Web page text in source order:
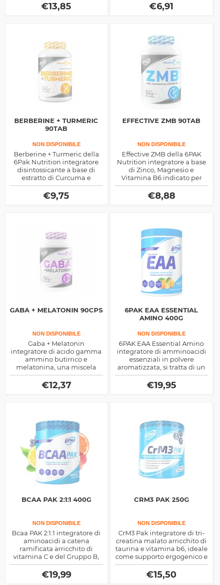
resistenza fisica
controllando il ph del
€13,85
immunitarie e come
antiossidante.
€6,91
BERBERINE + TURMERIC
90TAB
NON DISPONIBILE
Berberine + Turmeric della
6Pak Nutrition integratore
disintossicante a base di
estratto di Curcuma e
Berberina, utili per
agevolare il lavoro del nostro
fegato.
€9,75
EFFECTIVE ZMB 90TAB
NON DISPONIBILE
Effective ZMB della 6PAK
Nutrition integratore a base
di Zinco, Magnesio e
Vitamina B6 indicato per
stimolare naturalmente la
produzione endogena di
Testosterone.
€8,88
GABA + MELATONIN 90CPS
NON DISPONIBILE
Gaba + Melatonin
integratore di acido gamma
ammino butirrico e
melatonina, una miscela
ottima per migliorare la
qualità del sonno sia dal
punto di vista del riposo che
€12,37
6PAK EAA ESSENTIAL
AMINO 400G
NON DISPONIBILE
6PAK EAA Essential Amino
integratore di amminoacidi
essenziali in polvere
aromatizzata, si tratta di un
valido supporto pre e post
allenamento per migliorare
la massa magra
€19,95
BCAA PAK 2:1:1 400G
NON DISPONIBILE
Bcaa PAK 2:1:1 integratore di
aminoacidi a catena
ramificata arricchito di
vitamina C e del Gruppo B,
ideale sia prima che dopo
l'allenamento come aiuto
prestazionale e per il
€19,99
CRM3 PAK 250G
NON DISPONIBILE
CrM3 Pak integratore di tri-
creatina malato arricchito di
taurina e vitamina b6, ideale
come supporto ergogenico e
per il recupero nella fase
post allenamento
€15,50